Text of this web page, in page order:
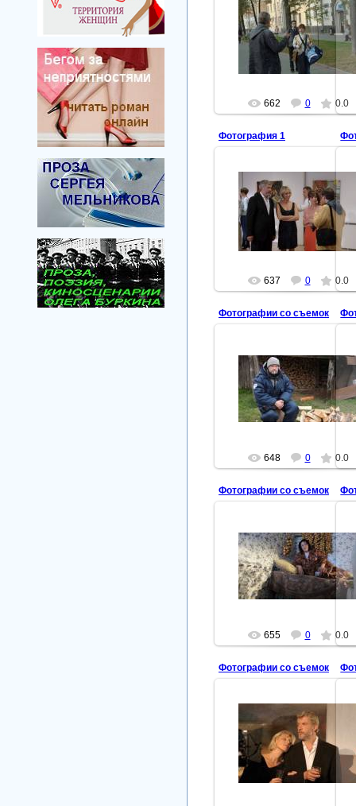
2011-11-22
Тропинка вдоль реки
arbuzova
662 0 0.0
Фотография 1
2011-11-22
Тропинка вдоль реки
arbuzova
637 0 0.0
Фотографии со съемок
2011-10-25
Тропинка вдоль реки
режиссер Игорь Штернберг
arbuzova
648 0 0.0
Фотографии со съемок
2011-10-25
Тропинка вдоль реки
arbuzova
655 0 0.0
Фотографии со съемок
2011-10-25
Тропинка вдоль реки
Юлия Рутберг, Игорь
arbuzova